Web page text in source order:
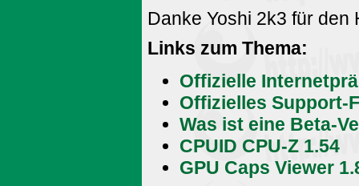
Danke Yoshi 2k3 für den
Links zum Thema:
Offizielle
Offizielles Support-
Was ist eine Beta-
CPUID CPU-Z 1.54
GPU Caps Viewer